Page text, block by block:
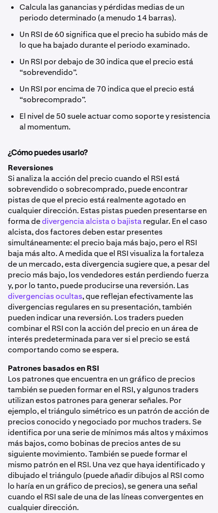
Calcula las ganancias y pérdidas medias de un
periodo determinado (a menudo 14 barras).
Un RSI de 60 significa que el precio ha subido más de
lo que ha bajado durante el periodo examinado.
Un RSI por debajo de 30 indica que el precio está
“sobrevendido”.
Un RSI por encima de 70 indica que el precio está
“sobrecomprado”.
El nivel de 50 suele actuar como soporte y resistencia
al momentum.
¿Cómo puedes usarlo?
Reversiones
Si analiza la acción del precio cuando el RSI está
sobrevendido o sobrecomprado, puede encontrar
pistas de que el precio está realmente agotado en
cualquier dirección. Estas pistas pueden presentarse en
forma dedivergencia alcista o bajistaregular. En el caso
alcista, dos factores deben estar presentes
simultáneamente: el precio baja más bajo, pero el RSI
baja más alto. A medida que el RSI visualiza la fortaleza
de un mercado, esta divergencia sugiere que, a pesar del
precio más bajo, los vendedores están perdiendo fuerza
y, por lo tanto, puede producirse una reversión. Las
divergencias ocultas, que reflejan efectivamente las
divergencias regulares en su presentación, también
pueden indicar una reversión. Los traders pueden
combinar el RSI con la acción del precio en un área de
interés predeterminada para ver si el precio se está
comportando como se espera.
Patrones basados en RSI
Los patrones que encuentra en un gráfico de precios
también se pueden formar en el RSI, y algunos traders
utilizan estos patrones para generar señales. Por
ejemplo, el triángulo simétrico es un patrón de acción de
precios conocido y negociado por muchos traders. Se
identifica por una serie de mínimos más altos y máximos
más bajos, como bobinas de precios antes de su
siguiente movimiento. También se puede formar el
mismo patrón en el RSI. Una vez que haya identificado y
dibujado el triángulo (puede añadir dibujos al RSI como
lo haría en un gráfico de precios), se genera una señal
cuando el RSI sale de una de las líneas convergentes en
cualquier dirección.